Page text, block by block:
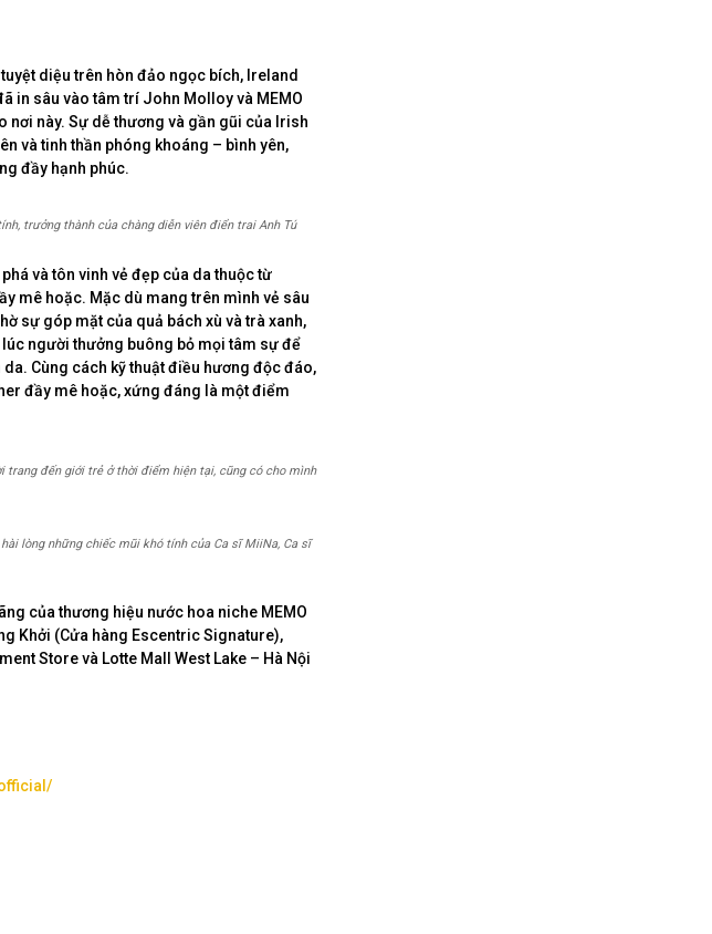
diệu trên hòn đảo ngọc bích, Ireland
in sâu vào tâm trí John Molloy và MEMO
này. Sự dễ thương và gần gũi của Irish
và tinh thần phóng khoáng – bình yên,
đầy hạnh phúc.
trưởng thành của chàng diễn viên điển trai Anh Tú
và tôn vinh vẻ đẹp của da thuộc từ
mê hoặc. Mặc dù mang trên mình vẻ sâu
sự góp mặt của quả bách xù và trà xanh,
người thưởng buông bỏ mọi tâm sự để
Cùng cách kỹ thuật điều hương độc đáo,
đầy mê hoặc, xứng đáng là một điểm
trang đến giới trẻ ở thời điểm hiện tại, cũng có cho mình
lòng những chiếc mũi khó tính của Ca sĩ MiiNa, Ca sĩ
của thương hiệu nước hoa niche MEMO
Khởi (Cửa hàng Escentric Signature),
Store và Lotte Mall West Lake – Hà Nội